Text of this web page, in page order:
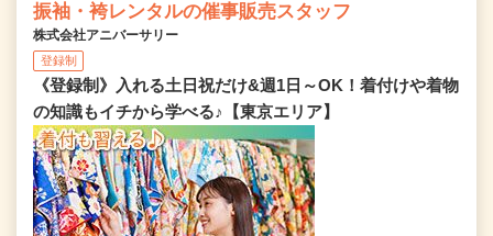
振袖・袴レンタルの催事販売スタッフ
株式会社アニバーサリー
登録制
《登録制》入れる土日祝だけ&週1日～OK！着付けや着物
の知識もイチから学べる♪【東京エリア】